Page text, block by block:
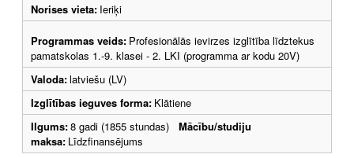
Norises vieta: Ieriķi
Programmas veids: Profesionālās ievirzes izglītība līdztekus
pamatskolas 1.-9. klasei - 2. LKI (programma ar kodu 20V)
Valoda:latviešu (LV)
Izglītības ieguves forma: Klātiene
Ilgums:8 gadi (1855 stundas) Mācību/studiju
maksa: Līdzfinansējums